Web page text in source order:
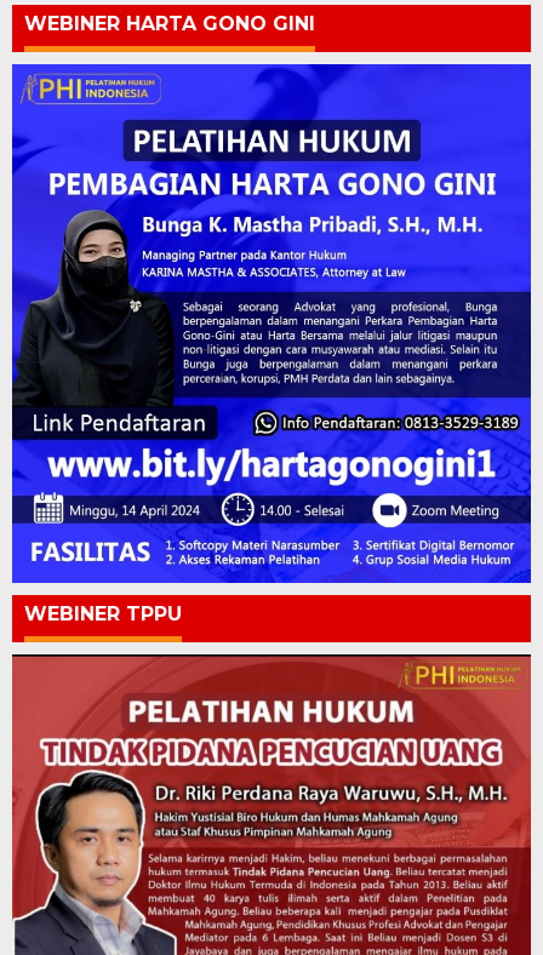
WEBINER HARTA GONO GINI
WEBINER TPPU